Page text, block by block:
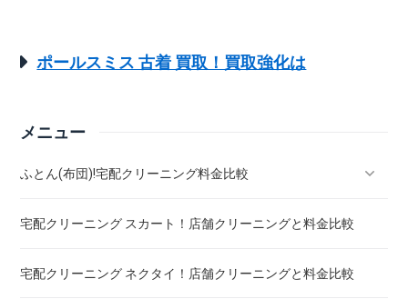
ポールスミス 古着 買取！買取強化は
メニュー
ふとん(布団)!宅配クリーニング料金比較
羽毛ふとん(布団)!宅配クリーニング料金比較
こたつ布団 クリーニング ! 料金 比較
宅配クリーニング スカート！店舗クリーニングと料金比較
宅配クリーニング ネクタイ！店舗クリーニングと料金比較